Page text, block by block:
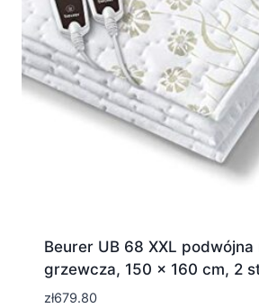
Beurer UB 68 XXL podwójna
grzewcza, 150 x 160 cm, 2
zł679.80